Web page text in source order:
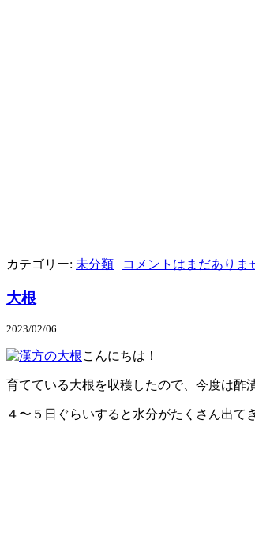
カテゴリー: 未分類 | コメントはまだありま
大根
2023/02/06
こんにちは！
育てている大根を収穫したので、今度は酢
４〜５日ぐらいすると水分がたくさん出て